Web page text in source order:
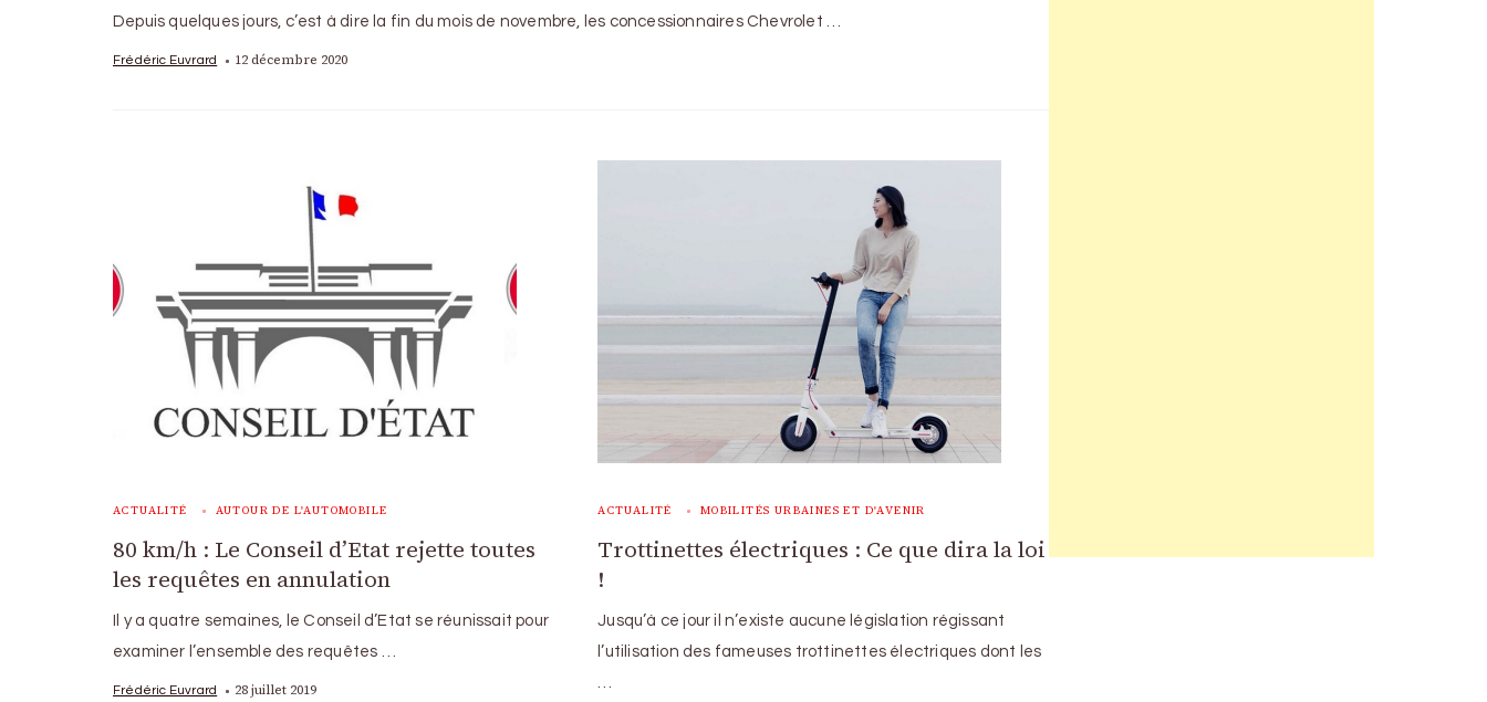
Depuis quelques jours, c’est à dire la fin du mois de novembre, les concessionnaires Chevrolet …
Frédéric Euvrard 12 décembre 2020
ACTUALITÉ AUTOUR DE L'AUTOMOBILE
80 km/h : Le Conseil d’Etat rejette toutes
les requêtes en annulation
Il y a quatre semaines, le Conseil d’Etat se réunissait pour
examiner l’ensemble des requêtes …
Frédéric Euvrard 28 juillet 2019
ACTUALITÉ MOBILITÉS URBAINES ET D'AVENIR
Trottinettes électriques : Ce que dira la loi
!
Jusqu’à ce jour il n’existe aucune législation régissant
l’utilisation des fameuses trottinettes électriques dont les
…